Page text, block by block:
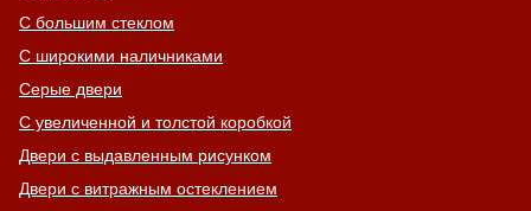
С большим стеклом
С широкими наличниками
Серые двери
С увеличенной и толстой коробкой
Двери с выдавленным рисунком
Двери с витражным остеклением